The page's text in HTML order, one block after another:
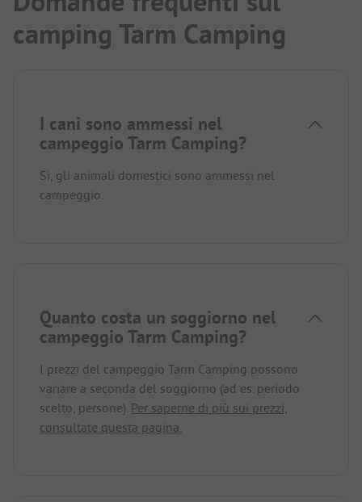
camping Tarm Camping
I cani sono ammessi nel
campeggio Tarm Camping?
Sì, gli animali domestici sono ammessi nel
campeggio.
Quanto costa un soggiorno nel
campeggio Tarm Camping?
I prezzi del campeggio Tarm Camping possono
variare a seconda del soggiorno (ad es. periodo
scelto, persone). Per saperne di più sui prezzi,
consultate questa pagina.